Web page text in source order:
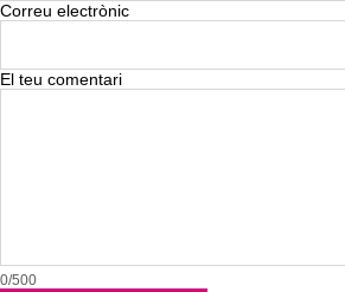
Correu electrònic
El teu comentari
0/500